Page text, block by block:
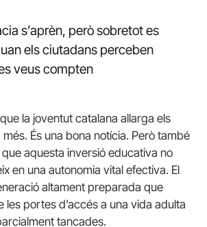
s’aprèn, però sobretot es
els ciutadans perceben
veus compten
la joventut catalana allarga els
És una bona notícia. Però també
aquesta inversió educativa no
en una autonomia vital efectiva. El
altament preparada que
les portes d’accés a una vida adulta
tancades.